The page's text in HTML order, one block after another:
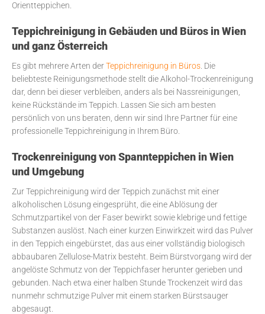
Orientteppichen.
Teppichreinigung in Gebäuden und Büros in Wien
und ganz Österreich
Es gibt mehrere Arten derTeppichreinigung in Büros . Die
beliebteste Reinigungsmethode stellt die Alkohol-Trockenreinigung
dar, denn bei dieser verbleiben, anders als bei Nassreinigungen,
keine Rückstände im Teppich. Lassen Sie sich am besten
persönlich von uns beraten, denn wir sind Ihre Partner für eine
professionelle Teppichreinigung in Ihrem Büro.
Trockenreinigung von Spannteppichen in Wien
und Umgebung
Zur Teppichreinigung wird der Teppich zunächst mit einer
alkoholischen Lösung eingesprüht, die eine Ablösung der
Schmutzpartikel von der Faser bewirkt sowie klebrige und fettige
Substanzen auslöst. Nach einer kurzen Einwirkzeit wird das Pulver
in den Teppich eingebürstet, das aus einer vollständig biologisch
abbaubaren Zellulose-Matrix besteht. Beim Bürstvorgang wird der
angelöste Schmutz von der Teppichfaser herunter gerieben und
gebunden. Nach etwa einer halben Stunde Trockenzeit wird das
nunmehr schmutzige Pulver mit einem starken Bürstsauger
abgesaugt.